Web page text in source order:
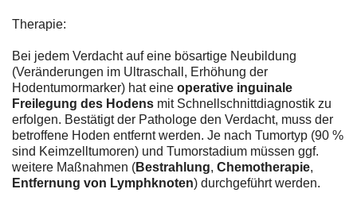
Therapie:
Bei jedem Verdacht auf eine bösartige Neubildung
(Veränderungen im Ultraschall, Erhöhung der
Hodentumormarker) hat eine operative inguinale
Freilegung des Hodens mit Schnellschnittdiagnostik zu
erfolgen. Bestätigt der Pathologe den Verdacht, muss der
betroffene Hoden entfernt werden. Je nach Tumortyp (90 %
sind Keimzelltumoren) und Tumorstadium müssen ggf.
weitere Maßnahmen (Bestrahlung, Chemotherapie,
Entfernung von Lymphknoten) durchgeführt werden.